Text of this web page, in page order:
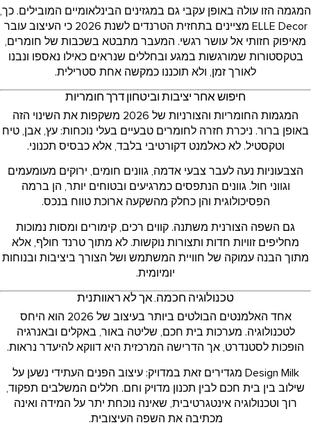
המגמה הזו עולה באופן עקבי גם במגזינים הבינלאומיים המובילים. כך,
ELLE Decor מציינים בתחזית הטרנדים לשנת 2026 כי העיצוב עובר
מאיפוק חזותי אל עושר רגשי. המעבר מתבטא בשכבות של חומרים,
בטקסטורות שמורגשות במגע ובחללים שנראים כאילו נאספו ונבנו
לאורך זמן, ולא תוכננו כמקשה אחת סטרילית.
חיפוש אחר יציבות וביטחון דרך חומריות
המגמות החומריות והצורניות של 2026 משקפות את השינוי הזה
באופן ברור. ניכרת חזרה לחומרים טבעיים בעלי נוכחות: עץ, אבן, טיח
וטקסטיל. לא כאלמנט דקורטיבי בלבד, אלא כבסיס תכנוני.
הצבעוניות נעה לעבר צבעי אדמה, גוונים חומים, ירוקים מעומעמים
וגווני חול. גוונים הנתפסים כמרגיעים ובטוחים יותר, הן ברמה
הפסיכולוגית והן כחלק מהשקעה ארוכת טווח בנכס.
גם השפה הצורנית משתנה. קווים רכים, קימורים ומסות נמוכות
מחליפים זוויות חדות ותצורות נוקשות. לא מתוך טרנד חולף, אלא
מתוך הבנה עמוקה של חוויית המשתמש ושל הצורך ביציבות ובנוחות
יומיומית.
טכנולוגיה חכמה, אך לא ראוותנית
אחד האלמנטים הבולטים ביותר בעיצוב של 2026 הוא היחס
לטכנולוגיה. מערכות בית חכם, שליטה באור, באקלים ובאנרגיה
הופכות לסטנדרט, אך הדרישה המרכזית היא דווקא להיעדר נראות.
Design Milk מגדירים זאת במדויק: עיצוב הפנים העתידי נשען על
שילוב בין בית חכם לבין תכנון מדויק וחם. חללים המשלבים תפקוד,
רוך וטכנולוגיה אינטגרטיבית, שאינה נוכחת יתר על המידה ואינה
מכתיבה את השפה העיצובית.